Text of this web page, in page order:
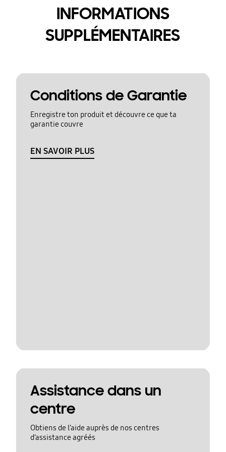
INFORMATIONS
SUPPLÉMENTAIRES
Conditions de Garantie
Enregistre ton produit et découvre ce que ta
garantie couvre
EN SAVOIR PLUS
Assistance dans un
centre
Obtiens de l’aide auprès de nos centres
d’assistance agréés